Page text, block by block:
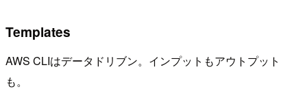
Templates
AWS CLIはデータドリブン。インプットもアウトプット
も。